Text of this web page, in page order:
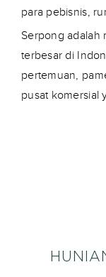
para pebisnis,
Serpong adalah
terbesar di
pertemuan,
pusat komersial